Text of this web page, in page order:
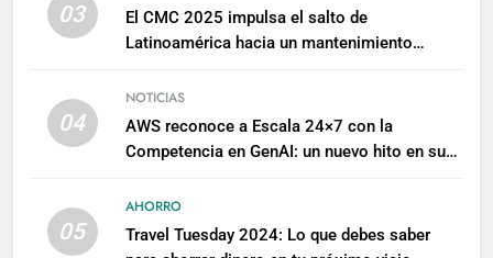
03
El CMC 2025 impulsa el salto de
Latinoamérica hacia un mantenimiento
04
NOTICIAS
AWS reconoce a Escala 24×7 con la
Competencia en GenAI: un nuevo hito en su
05
AHORRO
Travel Tuesday 2024: Lo que debes saber